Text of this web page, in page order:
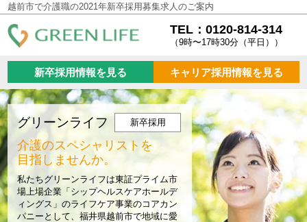
越前市で介護職の2021年新卒採用募集求人のご案内
TEL：0120-814-314
（9時〜17時30分（平日））
新卒採用情報を見る キャリア採用情報を見る
グリーンライフ 新卒採用
介護のスペシャリストを
目指しませんか。
私たちグリーンライフは東証プライム市
場上場企業「シップヘルスケアホールデ
ィングス」のライフケア事業のコアカン
パニーとして、福井県越前市で地域に愛